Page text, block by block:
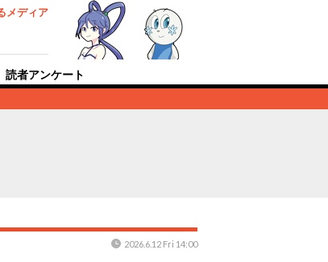
メディア
読者アンケート
2026.6.12 Fri 14:00